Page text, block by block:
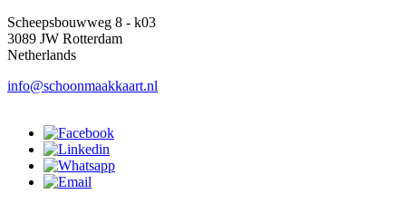
Scheepsbouwweg 8 - k03
3089 JW Rotterdam
Netherlands
info@schoonmaakkaart.nl